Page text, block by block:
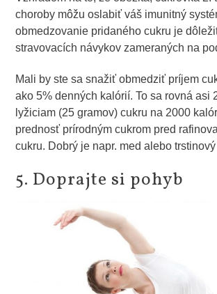
choroby môžu oslabiť váš imunitný
obmedzovanie pridaného cukru je
stravovacích návykov zameraných na
Mali by ste sa snažiť obmedziť príjem
ako 5% denných kalórií. To sa rovná asi
lyžiciam (25 gramov) cukru na 2000
prednosť prírodným cukrom pred
cukru. Dobrý je napr. med alebo trstinový
5. Doprajte si pohyb